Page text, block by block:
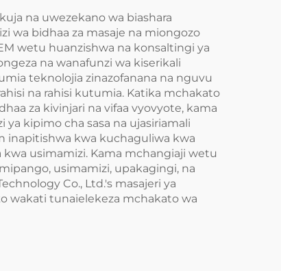
na uwezekano wa biashara
wa bidhaa za masaje na miongozo
wetu huanzishwa na konsaltingi ya
na wanafunzi wa kiserikali
teknolojia zinazofanana na nguvu
na rahisi kutumia. Katika mchakato
za kivinjari na vifaa vyovyote, kama
kipimo cha sasa na ujasiriamali
inapitishwa kwa kuchaguliwa kwa
usimamizi. Kama mchangiaji wetu
usimamizi, upakagingi, na
Co., Ltd.'s masajeri ya
wakati tunaielekeza mchakato wa